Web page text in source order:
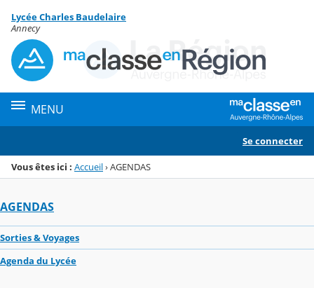
Menu de la rubrique
Contenu
Lycée Charles Baudelaire
Annecy
MENU
Se connecter
Vous êtes ici : Accueil›AGENDAS
AGENDAS
Sorties & Voyages
Agenda du Lycée